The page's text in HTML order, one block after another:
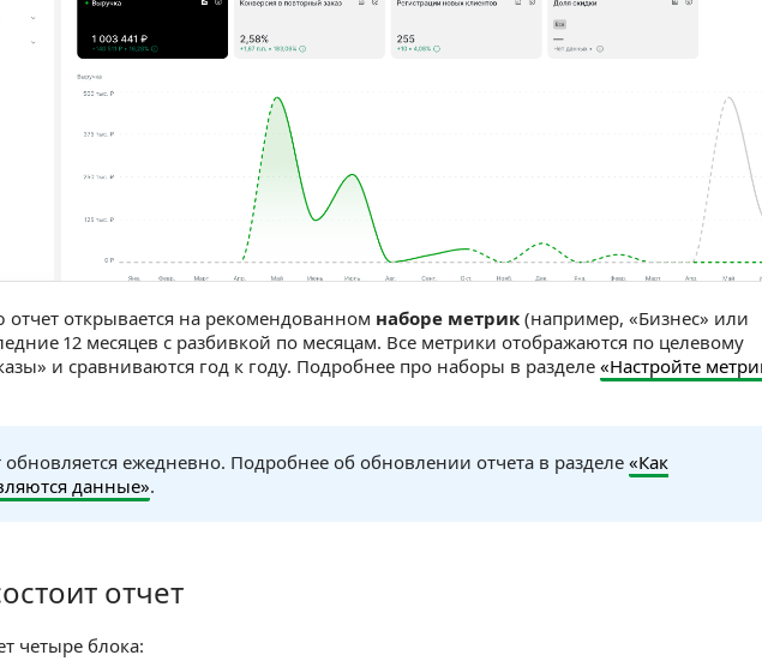
открывается на рекомендованном наборе метрик (например, «Бизнес» или
12 месяцев с разбивкой по месяцам. Все метрики отображаются по целевому
и сравниваются год к году. Подробнее про наборы в разделе «Настройте
обновляется ежедневно. Подробнее об обновлении отчета в разделе «Как
данные».
отчет отчет
четыре блока: